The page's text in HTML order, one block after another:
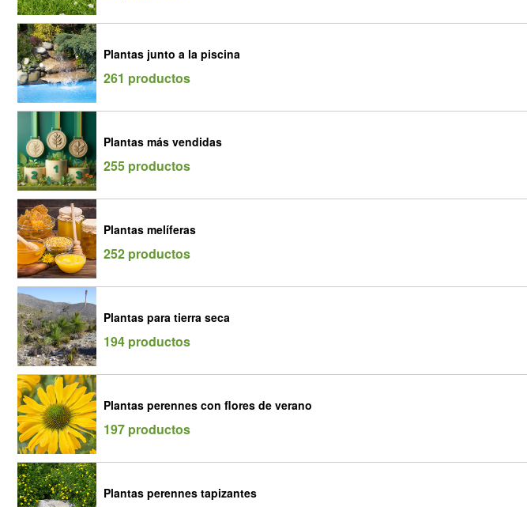
Plantas junto a la piscina
261 productos
Plantas más vendidas
255 productos
Plantas melíferas
252 productos
Plantas para tierra seca
194 productos
Plantas perennes con flores de verano
197 productos
Plantas perennes tapizantes